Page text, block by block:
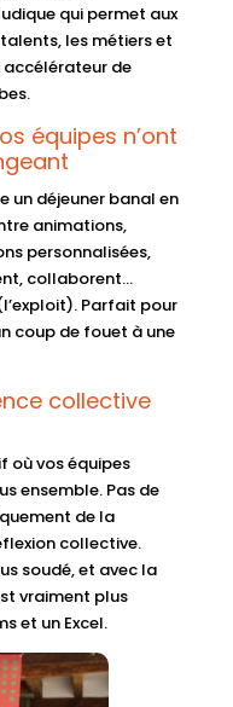
qui permet aux
les métiers et
accélérateur de
équipes n’ont
un déjeuner banal en
animations,
personnalisées,
collaborent…
Parfait pour
coup de fouet à une
collective
vos équipes
ensemble. Pas de
de la
collective.
soudé, et avec la
vraiment plus
et un Excel.